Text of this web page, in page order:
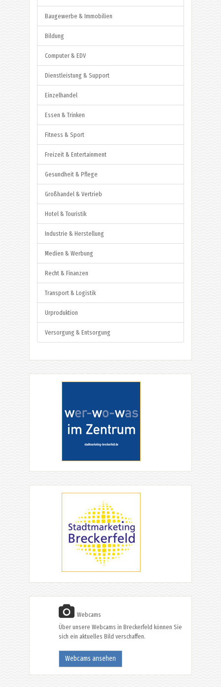
Baugewerbe & Immobilien
Bildung
Computer & EDV
Dienstleistung & Support
Einzelhandel
Essen & Trinken
Fitness & Sport
Freizeit & Entertainment
Gesundheit & Pflege
Großhandel & Vertrieb
Hotel & Touristik
Industrie & Herstellung
Medien & Werbung
Recht & Finanzen
Transport & Logistik
Urproduktion
Versorgung & Entsorgung
Webcams
Über unsere Webcams in Breckerfeld können Sie
sich ein aktuelles Bild verschaffen.
Webcams ansehen